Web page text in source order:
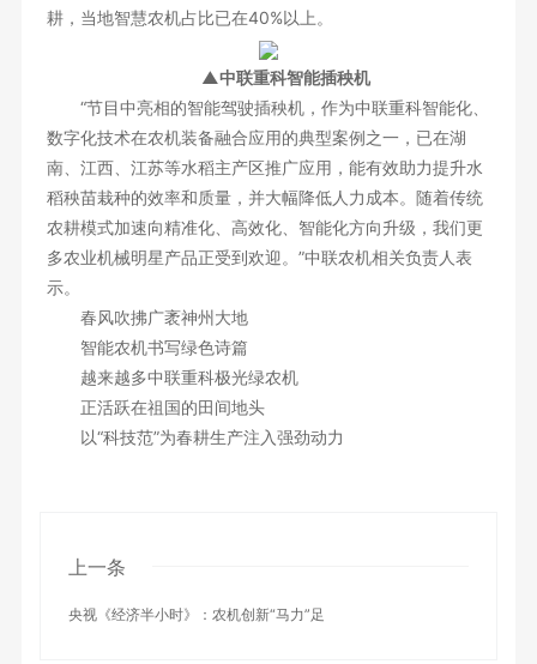
加入我们
耕，当地智慧农机占比已在40%以上。
▲中联重科智能插秧机
“节目中亮相的智能驾驶插秧机，作为中联重科智能化、
数字化技术在农机装备融合应用的典型案例之一，已在湖
南、江西、江苏等水稻主产区推广应用，能有效助力提升水
稻秧苗栽种的效率和质量，并大幅降低人力成本。随着传统
农耕模式加速向精准化、高效化、智能化方向升级，我们更
多农业机械明星产品正受到欢迎。”中联农机相关负责人表
示。
春风吹拂广袤神州大地
智能农机书写绿色诗篇
越来越多中联重科极光绿农机
正活跃在祖国的田间地头
以“科技范”为春耕生产注入强劲动力
上一条
央视《经济半小时》：农机创新“马力”足